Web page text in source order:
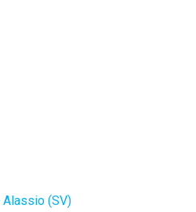
Alassio (SV)